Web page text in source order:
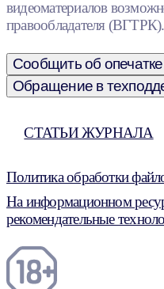
видеоматериалов
правообладателя (ВГТРК).
Сообщить об опечатке
Обращение в
СТАТЬИ ЖУРНАЛА
Политика обработки
На информационном
рекомендательные